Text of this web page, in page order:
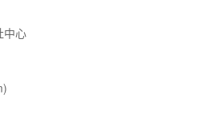
中心